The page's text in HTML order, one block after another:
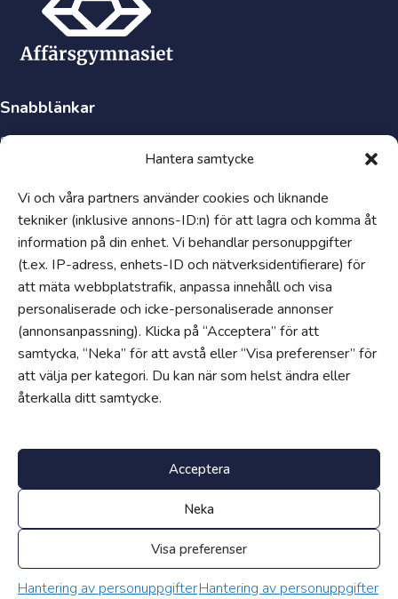
Hantera samtycke
Vi och våra partners använder cookies och liknande
tekniker (inklusive annons-ID:n) för att lagra och komma åt
information på din enhet. Vi behandlar personuppgifter
(t.ex. IP-adress, enhets-ID och nätverksidentifierare) för
att mäta webbplatstrafik, anpassa innehåll och visa
personaliserade och icke-personaliserade annonser
(annonsanpassning). Klicka på “Acceptera” för att
samtycka, “Neka” för att avstå eller “Visa preferenser” för
att välja per kategori. Du kan när som helst ändra eller
återkalla ditt samtycke.
Acceptera
Neka
Visa preferenser
Hantering av personuppgifterHantering av personuppgifter
Snabblänkar
Synpunkter och klagomål
Tillgänglighetsredogörelse
Hantering av personuppgifter och cookies
Uppförandekod
Om
Jobba hos oss
Våra gymnasieskolor
Nyheter
En del av Edukatus Alliance
Progress är vårt egenutvecklade intranät för lärare, elever och
Klicka här för att logga in.
Våra gymnasieskolor
Nyheter